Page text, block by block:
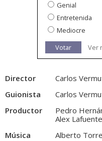
Genial
Entretenida
Mediocre
Votar
Ver
Director
Carlos
Guionista
Carlos
Productor
Pedro
Alex Lafuente
Música
Alberto